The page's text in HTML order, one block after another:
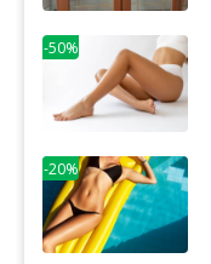
-50%
-20%